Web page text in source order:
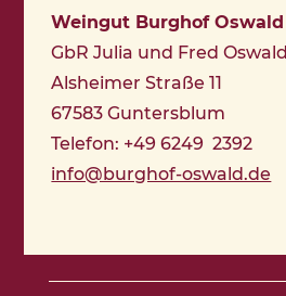
Weingut Burghof Oswald
GbR Julia und Fred Oswald
Alsheimer Straße 11
67583 Guntersblum
Telefon: +49 6249 2392
info@burghof-oswald.de